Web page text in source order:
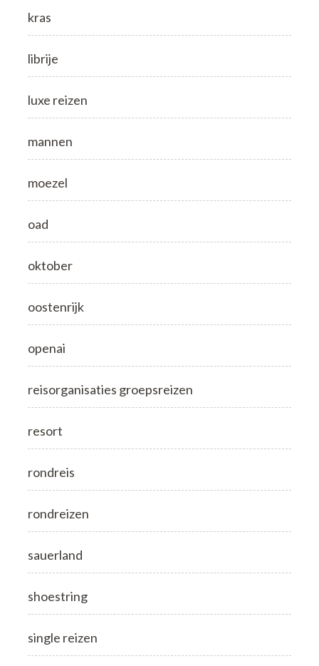
kras
librije
luxe reizen
mannen
moezel
oad
oktober
oostenrijk
openai
reisorganisaties groepsreizen
resort
rondreis
rondreizen
sauerland
shoestring
single reizen